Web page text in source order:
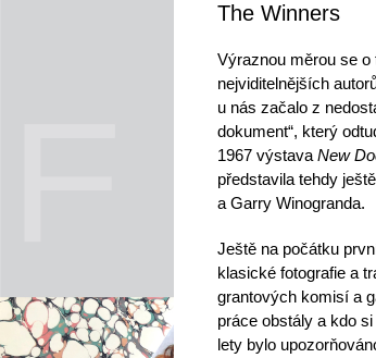
The Winners
Výraznou měrou se o
nejviditelnějších
u nás začalo z
dokument“, který
1967 výstava New
představila tehdy
a Garry Winogranda.
Ještě na počátku
klasické fotografie a
grantových komisí a
práce obstály a kdo
lety bylo